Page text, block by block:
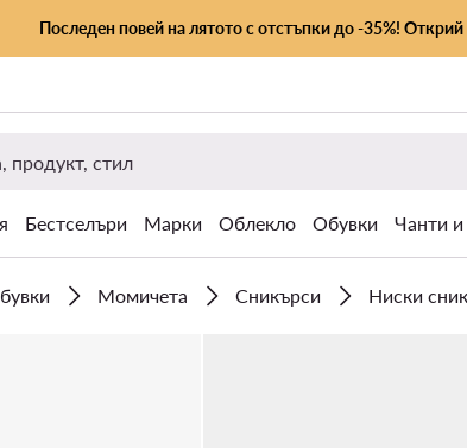
Последен повей на лятото с отстъпки до -35%!
Бестселъри Марки Облекло Обувки Чанти и
Момичета Сникърси Ниски